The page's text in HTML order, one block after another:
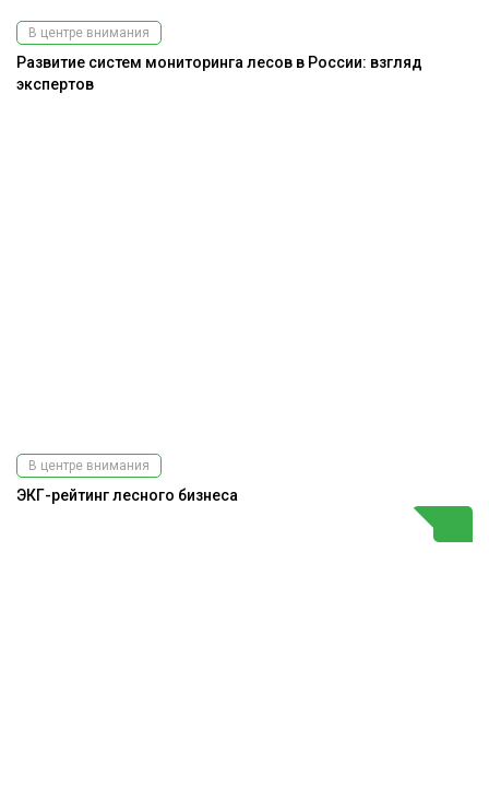
В центре внимания
Развитие систем мониторинга лесов в России: взгляд
экспертов
В центре внимания
ЭКГ-рейтинг лесного бизнеса